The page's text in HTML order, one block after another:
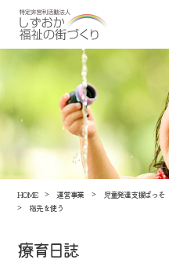
HOME 運営事業 児童発達支援ぱっそ
指先を使う
療育日誌